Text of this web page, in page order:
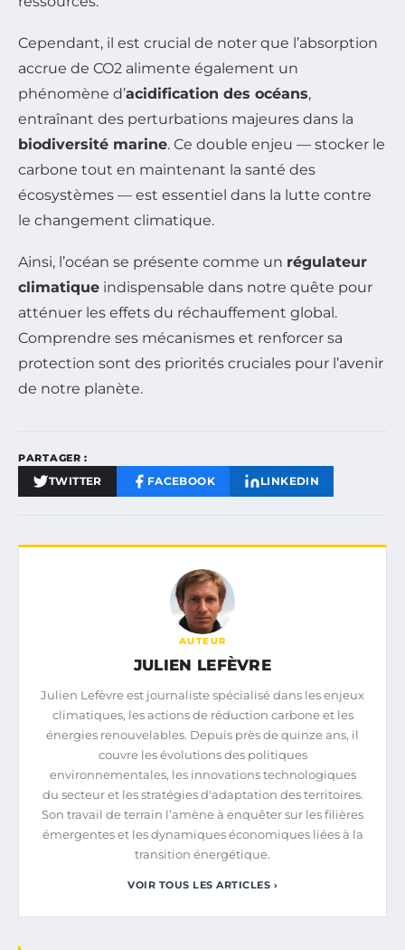
Cependant, il est crucial de noter que l’absorption
accrue de CO2 alimente également un
phénomène d’acidification des océans,
entraînant des perturbations majeures dans la
biodiversité marine. Ce double enjeu — stocker le
carbone tout en maintenant la santé des
écosystèmes — est essentiel dans la lutte contre
le changement climatique.
Ainsi, l’océan se présente comme un régulateur
climatique indispensable dans notre quête pour
atténuer les effets du réchauffement global.
Comprendre ses mécanismes et renforcer sa
protection sont des priorités cruciales pour l’avenir
de notre planète.
PARTAGER :
TWITTER FACEBOOK LINKEDIN
AUTEUR
JULIEN LEFÈVRE
Julien Lefèvre est journaliste spécialisé dans les enjeux
climatiques, les actions de réduction carbone et les
énergies renouvelables. Depuis près de quinze ans, il
couvre les évolutions des politiques
environnementales, les innovations technologiques
du secteur et les stratégies d'adaptation des territoires.
Son travail de terrain l’amène à enquêter sur les filières
émergentes et les dynamiques économiques liées à la
transition énergétique.
VOIR TOUS LES ARTICLES ›